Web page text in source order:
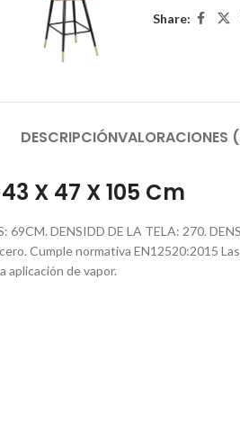
Share:
DESCRIPCIÓNVALORACIONES
X 47 X 105 Cm
69CM. DENSIDD DE LA TELA: 270.
Cumple normativa EN12520:2015
aplicación de vapor.